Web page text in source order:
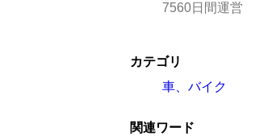
7560日間運営
カテゴリ
車、バイク
関連ワード